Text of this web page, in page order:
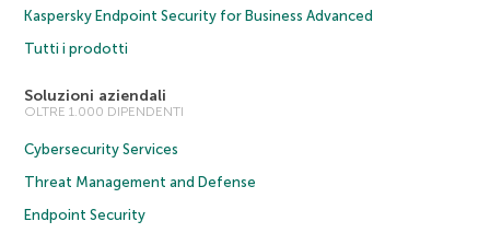
Kaspersky Endpoint Security for Business Advanced
Tutti i prodotti
Soluzioni aziendali
OLTRE 1.000 DIPENDENTI
Cybersecurity Services
Threat Management and Defense
Endpoint Security